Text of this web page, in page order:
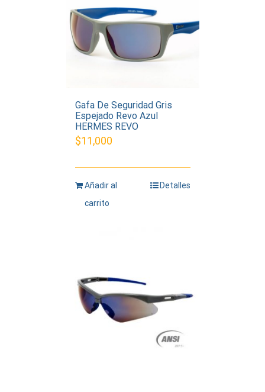
Gafa De Seguridad Gris
Espejado Revo Azul
HERMES REVO
$11,000
Añadir al
carrito
Detalles